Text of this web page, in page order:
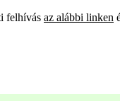
felhívás az alábbi linken